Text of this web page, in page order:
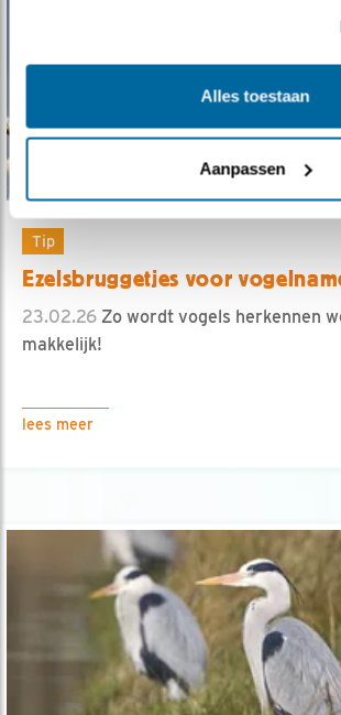
Alles toestaan
Aanpassen
Tip
Ezelsbruggetjes voor
23.02.26 Zo wordt vogels herkennen
makkelijk!
lees meer